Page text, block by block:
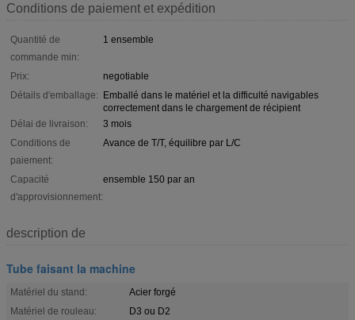
Conditions de paiement et expédition
Quantité de
commande min:
1 ensemble
Prix:
negotiable
Détails d'emballage: Emballé dans le matériel et la difficulté navigables
correctement dans le chargement de récipient
Délai de livraison:
3 mois
Conditions de
paiement:
Avance de T/T, équilibre par L/C
Capacité
d'approvisionnement:
ensemble 150 par an
description de
Tube faisant la machine
Matériel du stand:
Acier forgé
Matériel de rouleau:
D3 ou D2